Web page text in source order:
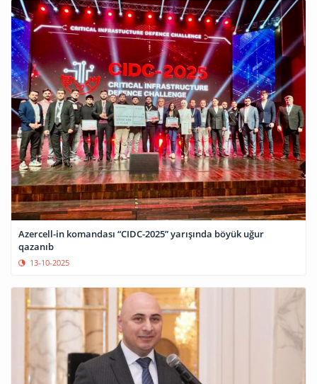
Azercell-in komandası “CIDC-2025” yarışında böyük uğur
qazanıb
13-10-2025